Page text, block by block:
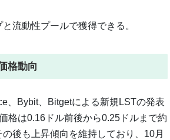
流動性プールで獲得できる。
格動向
、Bybit、Bitgetによる新規LSTの発表
格は0.16ドル前後から0.25ドルまで約
後も上昇傾向を維持しており、10月